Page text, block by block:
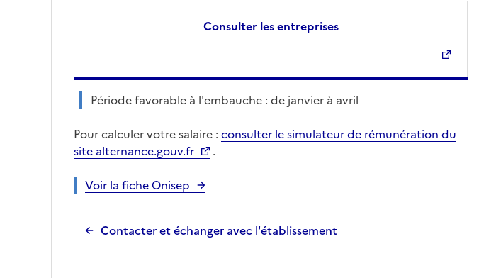
Consulter les entreprises
Période favorable à l'embauche : de janvier à avril
Pour calculer votre salaire : consulter le simulateur de rémunération du
site alternance.gouv.fr
.
Voir la fiche Onisep
Contacter et échanger avec l'établissement